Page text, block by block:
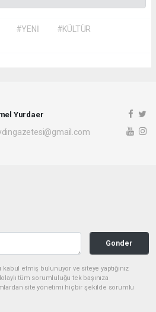
#YENİ
#KÜLTÜR
Yurdaer
Gonder
kabul etmiş bulunuyor ve siteye yaptığınız
tüm sorumluluğu tek başınıza
site yönetimi hiçbir şekilde sorumlu